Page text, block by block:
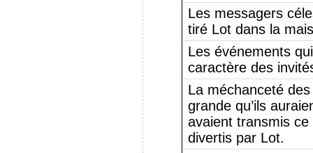
Les messagers
tiré Lot dans la
Les événements
caractère des
La méchanceté
grande qu’ils
avaient transmis
divertis par Lot.